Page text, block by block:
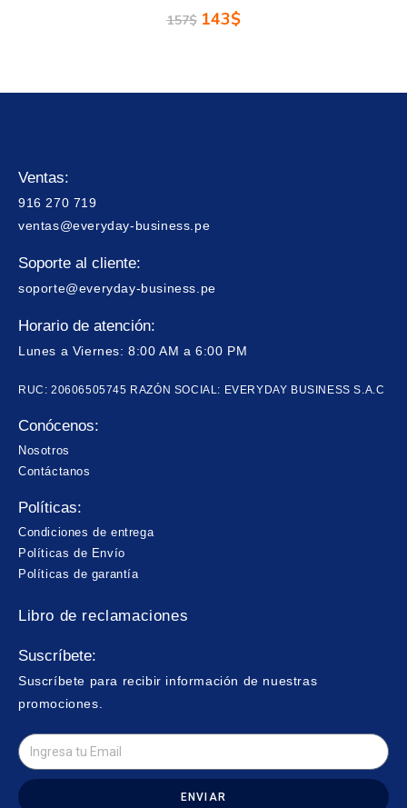
157$ 143$
Ventas:
916 270 719
ventas@everyday-business.pe
Soporte al cliente:
soporte@everyday-business.pe
Horario de atención:
Lunes a Viernes: 8:00 AM a 6:00 PM
RUC: 20606505745 RAZÓN SOCIAL: EVERYDAY BUSINESS S.A.C
Conócenos:
Nosotros
Contáctanos
Políticas:
Condiciones de entrega
Políticas de Envío
Políticas de garantía
Libro de reclamaciones
Suscríbete:
Suscríbete para recibir información de nuestras
promociones.
ENVIAR